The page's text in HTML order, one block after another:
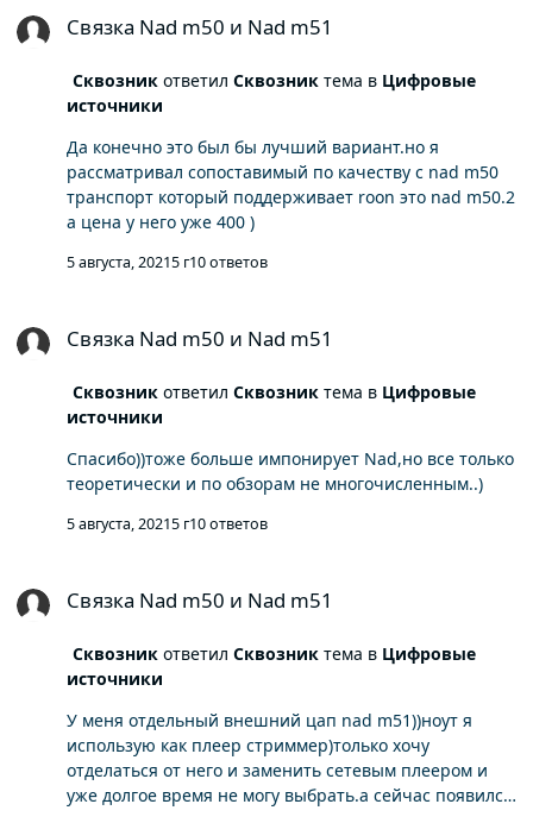
Связка Nad m50 и Nad m51
Сквозникответил Сквозниктема в Цифровые
источники
Да конечно это был бы лучший вариант.но я
рассматривал сопоставимый по качеству с nad m50
транспорт который поддерживает roon это nad m50.2
а цена у него уже 400 )
5 августа, 20215 г10 ответов
Связка Nad m50 и Nad m51
Сквозникответил Сквозниктема в Цифровые
источники
Спасибо))тоже больше импонирует Nad,но все только
теоретически и по обзорам не многочисленным..)
5 августа, 20215 г10 ответов
Связка Nad m50 и Nad m51
Сквозникответил Сквозниктема в Цифровые
источники
У меня отдельный внешний цап nad m51))ноут я
использую как плеер стриммер)только хочу
отделаться от него и заменить сетевым плеером и
уже долгое время не могу выбрать.а сейчас появился